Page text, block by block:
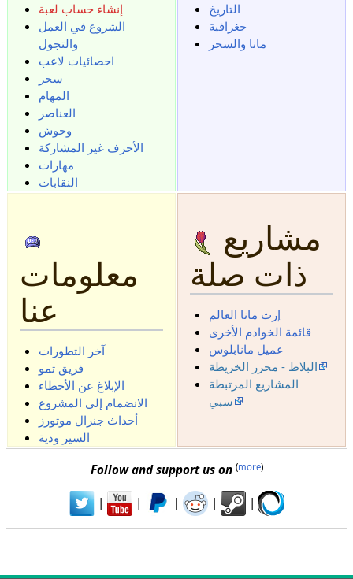
إنشاء حساب لعبة
الشروع في العمل
والتجول
احصائيات لاعب
سحر
المهام
العناصر
وحوش
الأحرف غير المشاركة
مهارات
النقابات
التاريخ
جغرافية
مانا والسحر
معلومات
عنا
آخر التطورات
فريق تمو
الإبلاغ عن الأخطاء
الانضمام إلى المشروع
أحداث جنرال موتورز
السير ودية
ذات صلة
إرث مانا العالم
قائمة الخوادم الأخرى
عميل مانابلوس
البلاط - محرر الخريطة
المشاريع المرتبطة
سبي
Follow and support us on (more)
| | | | |